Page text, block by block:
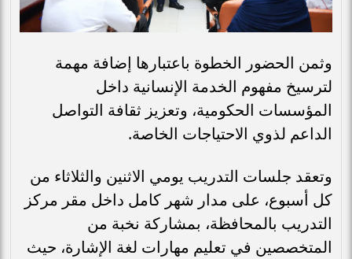
وثمن الحضور الخطوة باعتبارها إضافة مهمة
لترسيخ مفهوم الخدمة الإنسانية داخل
المؤسسات الحكومية، وتعزيز ثقافة التواصل
الداعم لذوي الاحتياجات الخاصة.
وتعقد جلسات التدريب يومي الاثنين والثلاثاء من
كل أسبوع، على مدار شهر كامل داخل مقر مركز
التدريب بالمحافظة، بمشاركة نخبة من
المتخصصين في تعليم مهارات لغة الإشارة، حيث